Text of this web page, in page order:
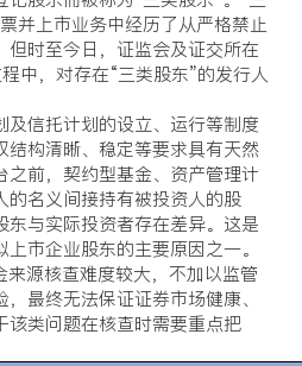
并上市业务中经历了从严格禁止
但时至今日，证监会及证交所在
中，对存在“三类股东”的发行人
及信托计划的设立、运行等制度
结构清晰、稳定等要求具有天然
之前，契约型基金、资产管理计
的名义间接持有被投资人的股
东与实际投资者存在差异。这是
市企业股东的主要原因之一。
来源核查难度较大，不加以监管
最终无法保证证券市场健康、
该类问题在核查时需要重点把